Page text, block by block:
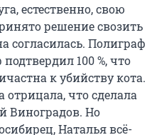
естественно, свою
решение свозить
согласилась. Полиграф
100 %, что
к убийству кота.
отрицала, что сделала
Виноградов. Но
Наталья всё-